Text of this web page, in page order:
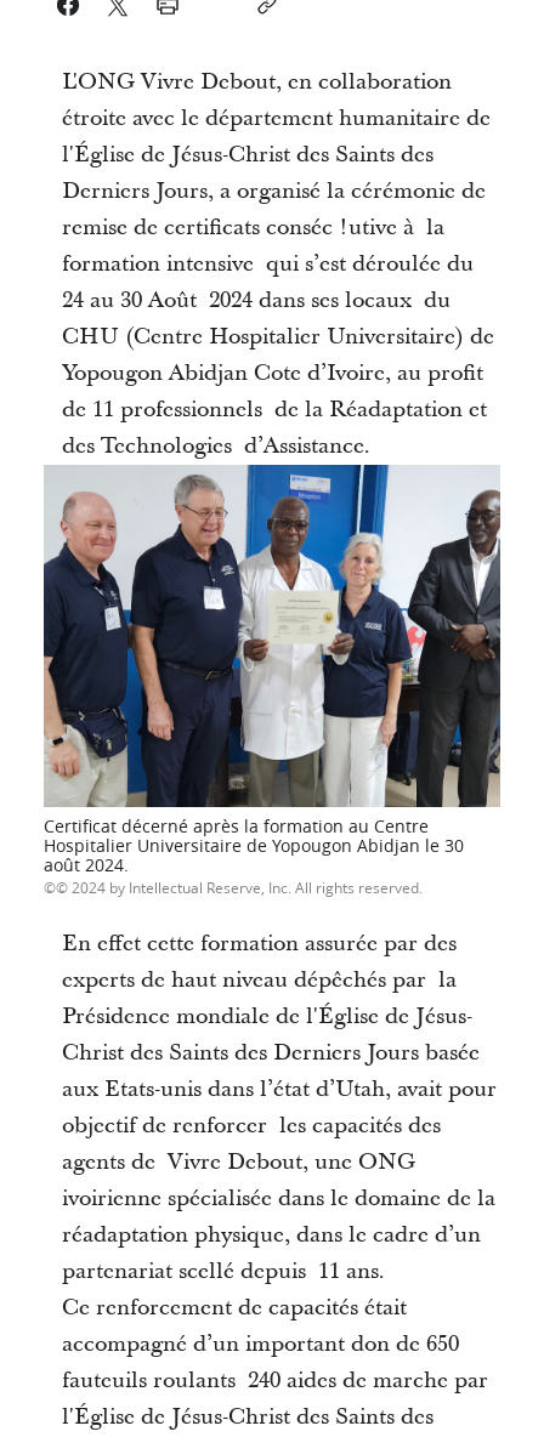
L'ONG Vivre Debout, en collaboration
étroite avec le département humanitaire de
l'Église de Jésus-Christ des Saints des
Derniers Jours, a organisé la cérémonie de
remise de certificats conséc !utive à la
formation intensive qui s’est déroulée du
24 au 30 Août 2024 dans ses locaux du
CHU (Centre Hospitalier Universitaire) de
Yopougon Abidjan Cote d’Ivoire, au profit
de 11 professionnels de la Réadaptation et
des Technologies d’Assistance.
Certificat décerné après la formation au Centre
Hospitalier Universitaire de Yopougon Abidjan le 30
août 2024.
© 2024 by Intellectual Reserve, Inc. All rights reserved.
En effet cette formation assurée par des
experts de haut niveau dépêchés par la
Présidence mondiale de l'Église de Jésus-
Christ des Saints des Derniers Jours basée
aux Etats-unis dans l’état d’Utah, avait pour
objectif de renforcer les capacités des
agents de Vivre Debout, une ONG
ivoirienne spécialisée dans le domaine de la
réadaptation physique, dans le cadre d’un
partenariat scellé depuis 11 ans.
Ce renforcement de capacités était
accompagné d’un important don de 650
fauteuils roulants 240 aides de marche par
l'Église de Jésus-Christ des Saints des